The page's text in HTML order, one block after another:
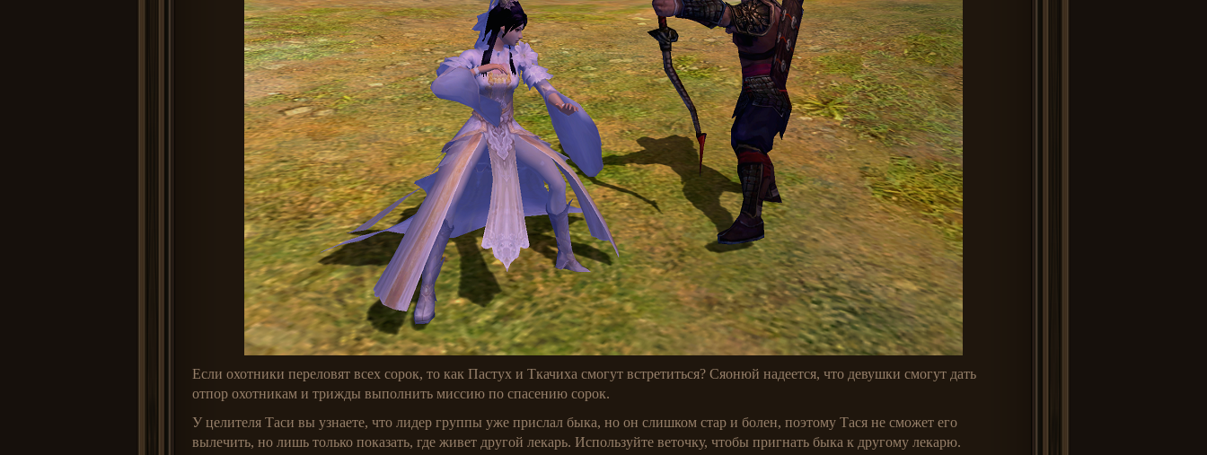
Если охотники переловят всех сорок, то как Пастух и Ткачиха смогут встретиться? Сяонюй надеется, что девушки смогут дать
отпор охотникам и трижды выполнить миссию по спасению сорок.
У целителя Таси вы узнаете, что лидер группы уже прислал быка, но он слишком стар и болен, поэтому Тася не сможет его
вылечить, но лишь только показать, где живет другой лекарь. Используйте веточку, чтобы пригнать быка к другому лекарю.